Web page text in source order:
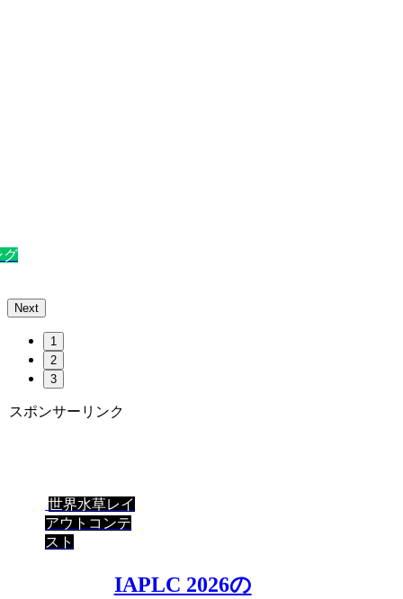
グ
Next
1
2
3
スポンサーリンク
世界水草レイ
アウトコンテ
スト
IAPLC 2026の